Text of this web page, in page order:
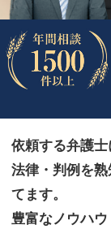
労働問題（解
刑事弁護
交通事故
法律相談など
お客様へ
みずほ中央の
依頼する弁護士
法律・判例を
てます。
豊富なノウハ
労働問題（解
刑事弁護
交通事故
法律相談など
お客様へ
みずほ中央の